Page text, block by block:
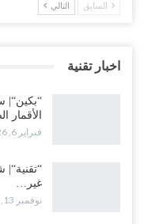
السابق التالي
اخبار تقنية
“بكين“|
الأقمار
فبراير 6, 2026
“تقنية“|
غير…
نوفمبر 13, 2025